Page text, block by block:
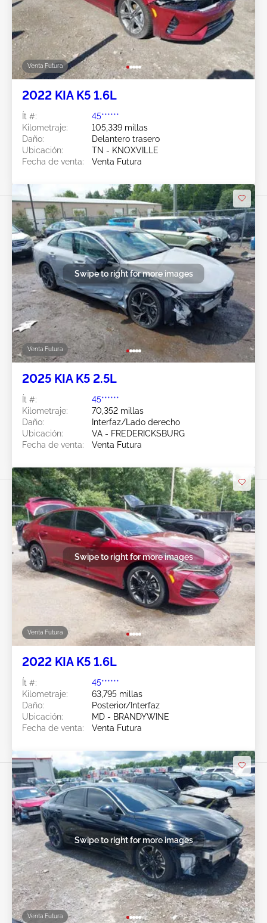
Venta Futura
2022 KIA K5 1.6L
Ít #:
45******
Kilometraje:
105,339 millas
Daño:
Delantero trasero
Ubicación:
TN - KNOXVILLE
Fecha de venta:
Venta Futura
Venta Futura
Swipe to right for more images
2025 KIA K5 2.5L
Ít #:
45******
Kilometraje:
70,352 millas
Daño:
Interfaz/Lado derecho
Ubicación:
VA - FREDERICKSBURG
Fecha de venta:
Venta Futura
Venta Futura
Swipe to right for more images
2022 KIA K5 1.6L
Ít #:
45******
Kilometraje:
63,795 millas
Daño:
Posterior/Interfaz
Ubicación:
MD - BRANDYWINE
Fecha de venta:
Venta Futura
Venta Futura
Swipe to right for more images